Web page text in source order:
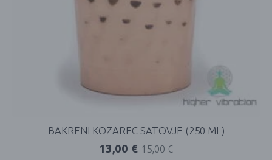
BAKRENI KOZAREC SATOVJE (250 ML)
15,00€
13,00 €